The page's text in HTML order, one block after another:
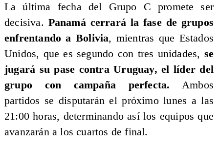
​La última fecha del Grupo C promete ser
decisiva. Panamá cerrará la fase de grupos
enfrentando a Bolivia, mientras que Estados
Unidos, que es segundo con tres unidades, se
jugará su pase contra Uruguay, el líder del
grupo con campaña perfecta. Ambos
partidos se disputarán el próximo lunes a las
21:00 horas, determinando así los equipos que
avanzarán a los cuartos de final.